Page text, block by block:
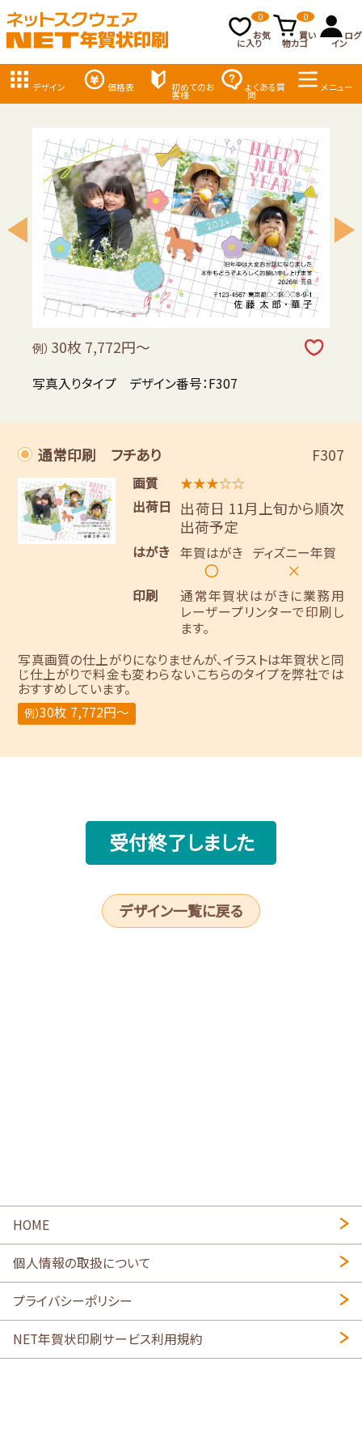
お気
に入り
0
買い
物カゴ
0
ログ
イン
デザイン 価格表 初めてのお
客様
よくある質
問
メニュー
例） 30枚 7,772円～
写真入りタイプ デザイン番号：F307
通常印刷 フチあり F307
画質
★★★☆☆
出荷日
出荷日 11月上旬から順次
出荷予定
はがき 年賀はがき
〇
ディズニー年賀
×
印刷
通常年賀状はがきに業務用
レーザープリンターで印刷し
ます。
写真画質の仕上がりになりませんが、イラストは年賀状と同
じ仕上がりで料金も変わらないこちらのタイプを弊社では
おすすめしています。
例）30枚 7,772円～
受付終了しました
デザイン一覧に戻る
HOME
個人情報の取扱について
プライバシーポリシー
NET年賀状印刷サービス利用規約